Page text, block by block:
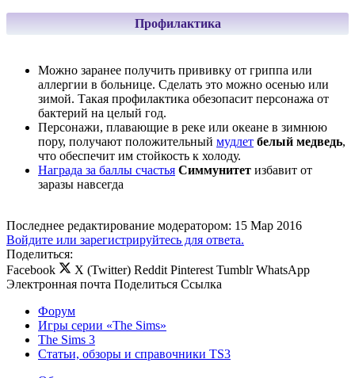
Профилактика
Можно заранее получить прививку от гриппа или
аллергии в больнице. Сделать это можно осенью или
зимой. Такая профилактика обезопасит персонажа от
бактерий на целый год.
Персонажи, плавающие в реке или океане в зимнюю
пору, получают положительный мудлет белый медведь,
что обеспечит им стойкость к холоду.
Награда за баллы счастья Симмунитет избавит от
заразы навсегда
Последнее редактирование модератором: 15 Мар 2016
Войдите или зарегистрируйтесь для ответа.
Поделиться:
Facebook
X (Twitter) Reddit Pinterest Tumblr WhatsApp
Электронная почта Поделиться Ссылка
Форум
Игры серии «The Sims»
The Sims 3
Статьи, обзоры и справочники TS3